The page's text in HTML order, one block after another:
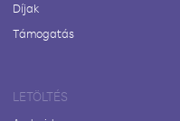
Díjak
Támogatás
LETÖLTÉS